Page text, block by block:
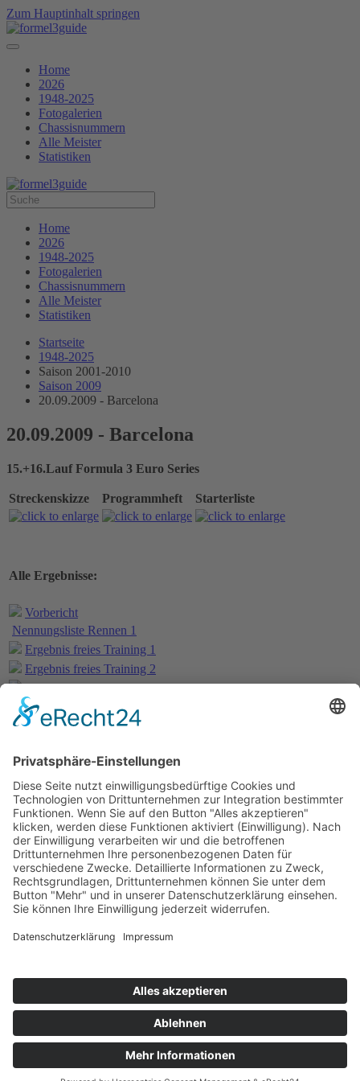
Zum Hauptinhalt springen
Home
2026
1948-2025
Fotogalerien
Chassisnummern
Alle Meister
Statistiken
Home
2026
1948-2025
Fotogalerien
Chassisnummern
Alle Meister
Statistiken
Startseite
1948-2025
Saison 2001-2010
Saison 2009
20.09.2009 - Barcelona
20.09.2009 - Barcelona
15.+16.Lauf Formula 3 Euro Series
Streckenskizze Programmheft Starterliste
Alle Ergebnisse:
Vorbericht
Nennungsliste Rennen 1
Ergebnis freies Training 1
Ergebnis freies Training 2
Bericht freies Training
Ergebnis Zeittraining
Bericht Zeittraining
Ergebnis Rennen 1
Original Zeitnahme
Bericht Rennen 1
Nennungsliste Rennen 2
Startaufstellung Rennen 2
Ergebnis Rennen 2
Original Zeitnahme
Rundentabelle Rennen 2
Bericht Rennen 2
Impressum
Jahrbuch
Cookie-Einstellungen